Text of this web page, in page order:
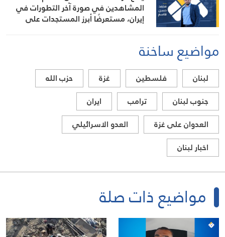
المشاهدين في صورة آخر التطورات في
إيران، مستعرضًا أبرز المستجدات على
الصلة بالشأنين الداخلي والإقليميمواضيع ساخنة
لبنان فلسطين غزة
حزب الله
جنوب لبنان
ترامب
ايران
العدوان على غزة
العدو الاسرائيلي
اخبار لبنان
مواضيع ذات صلة